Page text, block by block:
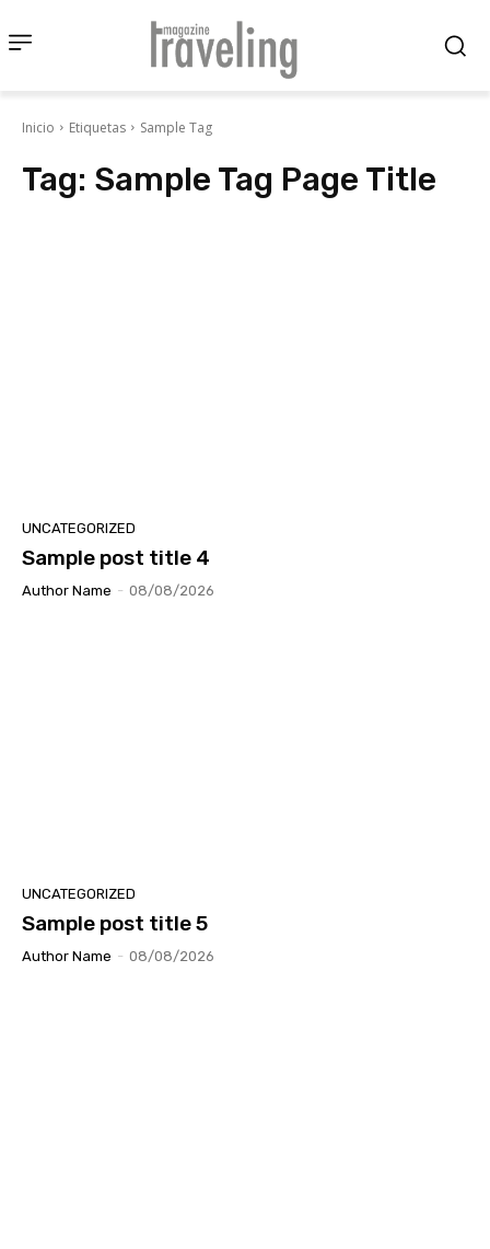
Inicio Etiquetas Sample Tag
Tag: Sample Tag Page Title
UNCATEGORIZED
Sample post title 4
Author Name - 08/08/2026
UNCATEGORIZED
Sample post title 5
Author Name - 08/08/2026